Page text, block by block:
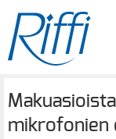
mikrofonien